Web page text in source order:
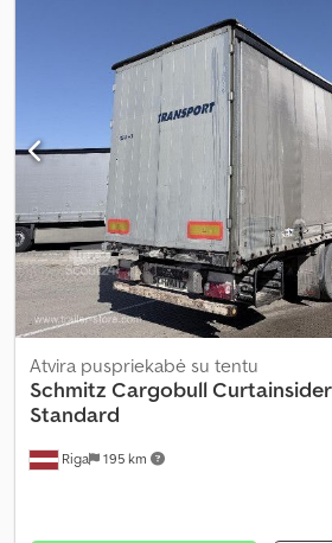
, Gamybos metai:
Riga 195 km
Atvira puspriekabė su tentu
Schmitz CargobullCurtainsider
Standard